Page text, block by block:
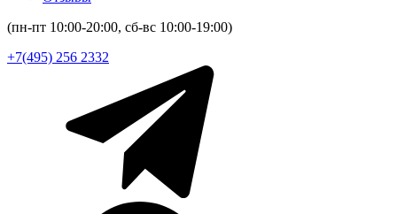
(пн-пт 10:00-20:00, сб-вс 10:00-19:00)
+7(495) 256 2332